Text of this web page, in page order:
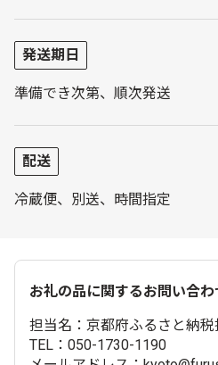
発送期日
準備でき次第、順次発送
配送
冷蔵便、別送、時間指定
お礼の品に関するお問い合わ
担当名：京都府ふるさと納税
TEL：050-1730-1190